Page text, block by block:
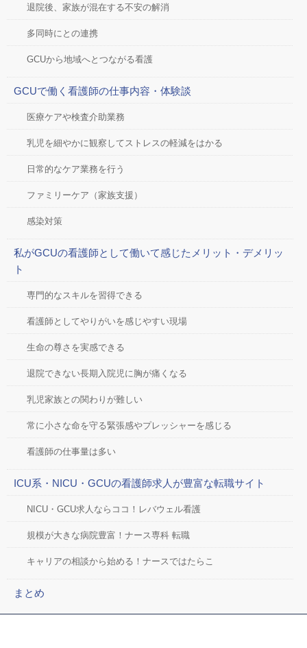
退院後、家族が混在する不安の解消
多同時にとの連携
GCUから地域へとつながる看護
GCUで働く看護師の仕事内容・体験談
医療ケアや検査介助業務
乳児を細やかに観察してストレスの軽減をはかる
日常的なケア業務を行う
ファミリーケア（家族支援）
感染対策
私がGCUの看護師として働いて感じたメリット・デメリッ
ト
専門的なスキルを習得できる
看護師としてやりがいを感じやすい現場
生命の尊さを実感できる
退院できない長期入院児に胸が痛くなる
乳児家族との関わりが難しい
常に小さな命を守る緊張感やプレッシャーを感じる
看護師の仕事量は多い
ICU系・NICU・GCUの看護師求人が豊富な転職サイト
NICU・GCU求人ならココ！レバウェル看護
規模が大きな病院豊富！ナース専科 転職
キャリアの相談から始める！ナースではたらこ
まとめ